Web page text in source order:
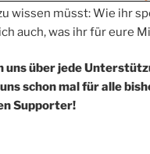
wissen müsst: Wie ihr
auch, was ihr für eure
uns über jede
schon mal für alle
Supporter!